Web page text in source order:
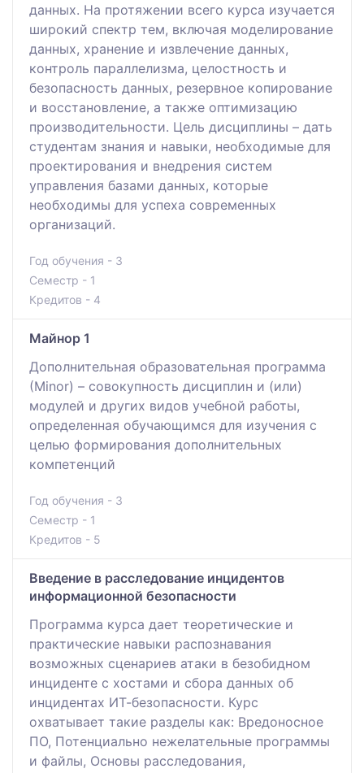
данных. На протяжении всего курса изучается
широкий спектр тем, включая моделирование
данных, хранение и извлечение данных,
контроль параллелизма, целостность и
безопасность данных, резервное копирование
и восстановление, а также оптимизацию
производительности. Цель дисциплины – дать
студентам знания и навыки, необходимые для
проектирования и внедрения систем
управления базами данных, которые
необходимы для успеха современных
организаций.
Год обучения - 3
Семестр - 1
Кредитов - 4
Майнор 1
Дополнительная образовательная программа
(Мinor) – совокупность дисциплин и (или)
модулей и других видов учебной работы,
определенная обучающимся для изучения с
целью формирования дополнительных
компетенций
Год обучения - 3
Семестр - 1
Кредитов - 5
Введение в расследование инцидентов
информационной безопасности
Программа курса дает теоретические и
практические навыки распознавания
возможных сценариев атаки в безобидном
инциденте с хостами и сбора данных об
инцидентах ИТ-безопасности. Курс
охватывает такие разделы как: Вредоносное
ПО, Потенциально нежелательные программы
и файлы, Основы расследования,